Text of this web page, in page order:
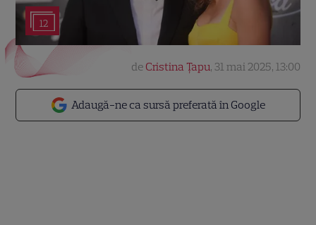
12
Adaugă-ne ca sursă preferată în Google
de Cristina Țapu, 31 mai 2025, 13:00